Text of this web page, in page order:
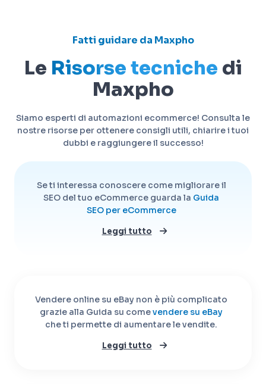
Fatti guidare da Maxpho
Le Risorse tecniche di
Maxpho
Siamo esperti di automazioni ecommerce! Consulta le
nostre risorse per ottenere consigli utili, chiarire i tuoi
dubbi e raggiungere il successo!
Se ti interessa conoscere come migliorare il
SEO del tuo eCommerce guarda la Guida
SEO per eCommerce
Leggi tutto
Vendere online su eBay non è più complicato
grazie alla Guida su comevendere su eBay
che ti permette di aumentare le vendite.
Leggi tutto